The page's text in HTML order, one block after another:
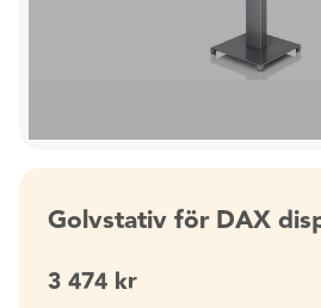
Golvstativ för DAX
3 474 kr